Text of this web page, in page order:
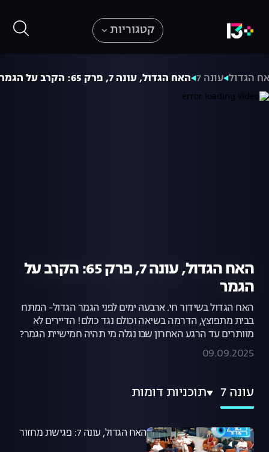
קטגוריות
הגדול עונה 7 האח הגדול, עונה 7, פרק 65: הקרב על הגמר
האח הגדול, עונה 7, פרק 65: הקרב על
הגמר
האח הגדול בשידור חי. ארבעה ימים לפני הגמר הגדול- המתח
בבית מתפוצץ, הדרמה בשיאה וכולם נגד כולם! הדיירים לא
מוותרים עד הרגע האחרון שבו נגלה מי תהיה חמישיית הגמר?
09.09.2025
עונה 7 תוכניות דומות
האח הגדול, עונה 7: פגישת מחזור